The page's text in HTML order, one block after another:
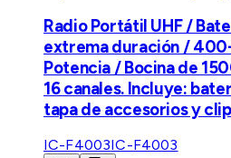
Radio Portátil UHF /
extrema duración /
Potencia / Bocina de
16 canales. Incluye:
tapa de accesorios y
IC-F4003IC-F4003